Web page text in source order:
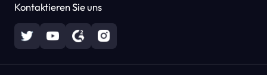
Kontaktieren Sie uns